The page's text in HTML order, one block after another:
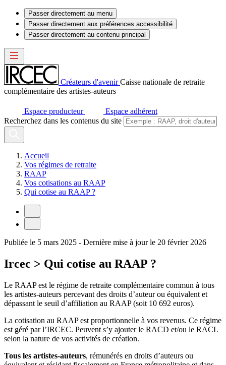
Passer directement au menu
Passer directement aux préférences accessibilité
Passer directement au contenu principal
Créateurs d'avenir Caisse nationale de retraite
complémentaire des artistes-auteurs
Espace producteur
Espace adhérent
Recherchez dans les contenus du site
Accueil
Vos régimes de retraite
RAAP
Vos cotisations au RAAP
Qui cotise au RAAP ?
Publiée le 5 mars 2025 - Dernière mise à jour le 20 février 2026
Ircec > Qui cotise au RAAP ?
Le RAAP est le régime de retraite complémentaire commun à tous
les artistes-auteurs percevant des droits d’auteur ou équivalent et
dépassant le seuil d’affiliation au RAAP (soit 10 692 euros).
La cotisation au RAAP est proportionnelle à vos revenus. Ce régime
est géré par l’IRCEC. Peuvent s’y ajouter le RACD et/ou le RACL
selon la nature de vos activités de création.
Tous les artistes-auteurs, rémunérés en droits d’auteurs ou